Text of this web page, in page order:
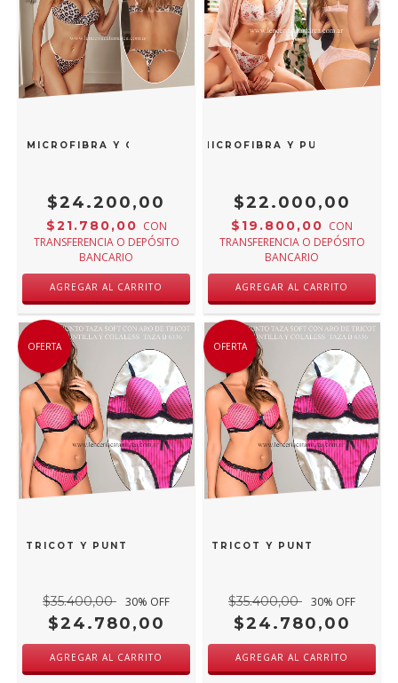
MICROFIBRA Y COLALESS REGULABLE ANIMAL PRINT
$24.200,00
$21.780,00 CON
TRANSFERENCIA O DEPÓSITO
BANCARIO
AGREGAR AL CARRITO
SOFT PUSH CON ARO DE MICROFIBRA Y PUNTILLA Y
$22.000,00
$19.800,00 CON
TRANSFERENCIA O DEPÓSITO
BANCARIO
AGREGAR AL CARRITO
OFERTA
TRICOT Y PUNTILLA Y COLALESS FUCSIA TAZA C
$35.400,00 30% OFF
$24.780,00
AGREGAR AL CARRITO
OFERTA
TAZA SOFT CON ARO DE TRICOT Y PUNTILLA Y
$35.400,00 30% OFF
$24.780,00
AGREGAR AL CARRITO